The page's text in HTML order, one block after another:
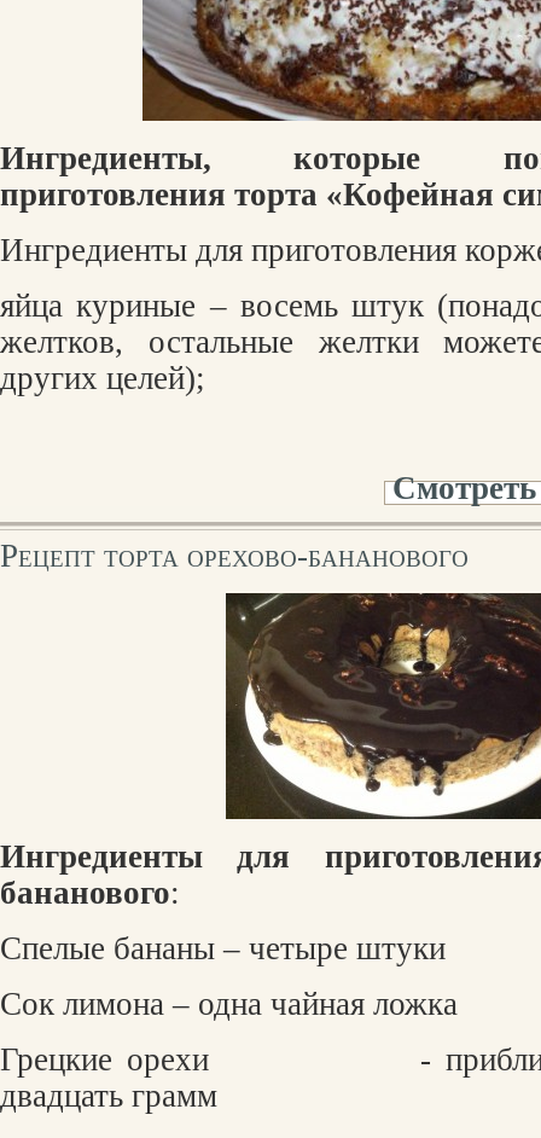
Ингредиенты, которые
приготовления торта «Кофейная
Ингредиенты для приготовления
яйца куриные – восемь штук
желтков, остальные желтки
других целей);
Рецепт торта орехово-бананового
Ингредиенты для
бананового:
Спелые бананы – четыре штуки
Сок лимона – одна чайная ложка
Грецкие орехи
-
двадцать грамм